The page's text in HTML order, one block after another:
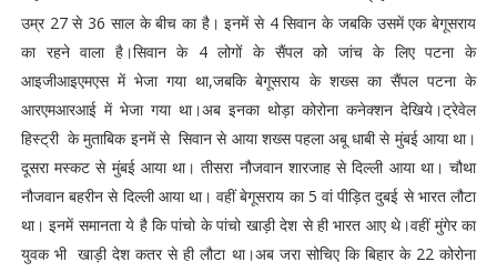
उम्र 27 से 36 साल के बीच का है। इनमें से 4 सिवान के जबकि उसमें एक बेगूसराय
का रहने वाला है।सिवान के 4 लोगों के सैंपल को जांच के लिए पटना के
आइजीआइएमएस में भेजा गया था,जबकि बेगूसराय के शख्स का सैंपल पटना के
आरएमआरआई में भेजा गया था।अब इनका थोड़ा कोरोना कनेक्शन देखिये।ट्रेवेल
हिस्ट्री के मुताबिक इनमें से सिवान से आया शख्स पहला अबू धाबी से मुंबई आया था।
दूसरा मस्कट से मुंबई आया था। तीसरा नौजवान शारजाह से दिल्ली आया था। चौथा
नौजवान बहरीन से दिल्ली आया था। वहीं बेगूसराय का 5 वां पीड़ित दुबई से भारत लौटा
था। इनमें समानता ये है कि पांचो के पांचो खाड़ी देश से ही भारत आए थे।वहीं मुंगेर का
युवक भी खाड़ी देश कतर से ही लौटा था।अब जरा सोचिए कि बिहार के 22 कोरोना